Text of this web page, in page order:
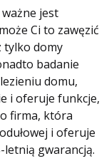
jest
Ci to zawęzić
tylko domy
badanie
domu,
i oferuje funkcje,
firma, która
i oferuje
letnią gwarancją.